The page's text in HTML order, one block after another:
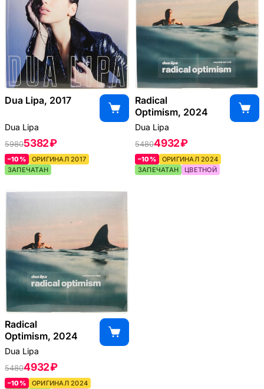
Dua Lipa, 2017
Dua Lipa
59805382 ₽
–10%
ОРИГИНАЛ 2017
ЗАПЕЧАТАН
Radical
Optimism, 2024
Dua Lipa
54804932 ₽
–10%
ОРИГИНАЛ 2024
ЗАПЕЧАТАН
ЦВЕТНОЙ
Radical
Optimism, 2024
Dua Lipa
54804932 ₽
–10%
ОРИГИНАЛ 2024